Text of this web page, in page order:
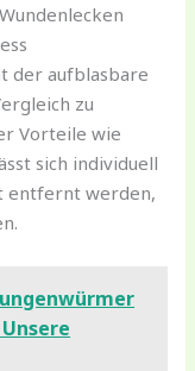
der aufblasbare
zu
Vorteile wie
sich individuell
entfernt werden,